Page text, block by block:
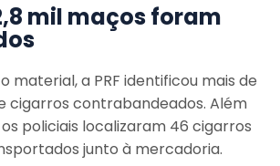
mil maços foram
material, a PRF identificou mais de
cigarros contrabandeados. Além
policiais localizaram 46 cigarros
junto à mercadoria.